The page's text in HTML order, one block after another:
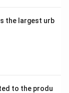
the largest urb
to the produ